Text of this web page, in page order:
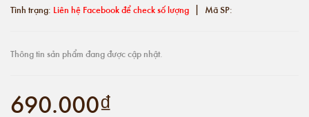
Tình trạng: Liên hệ Facebook để check số lượng | Mã SP:
Thông tin sản phẩm đang được cập nhật.
690.000₫